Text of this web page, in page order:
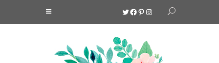
Twitter
Facebook
Pinterest
Instagram